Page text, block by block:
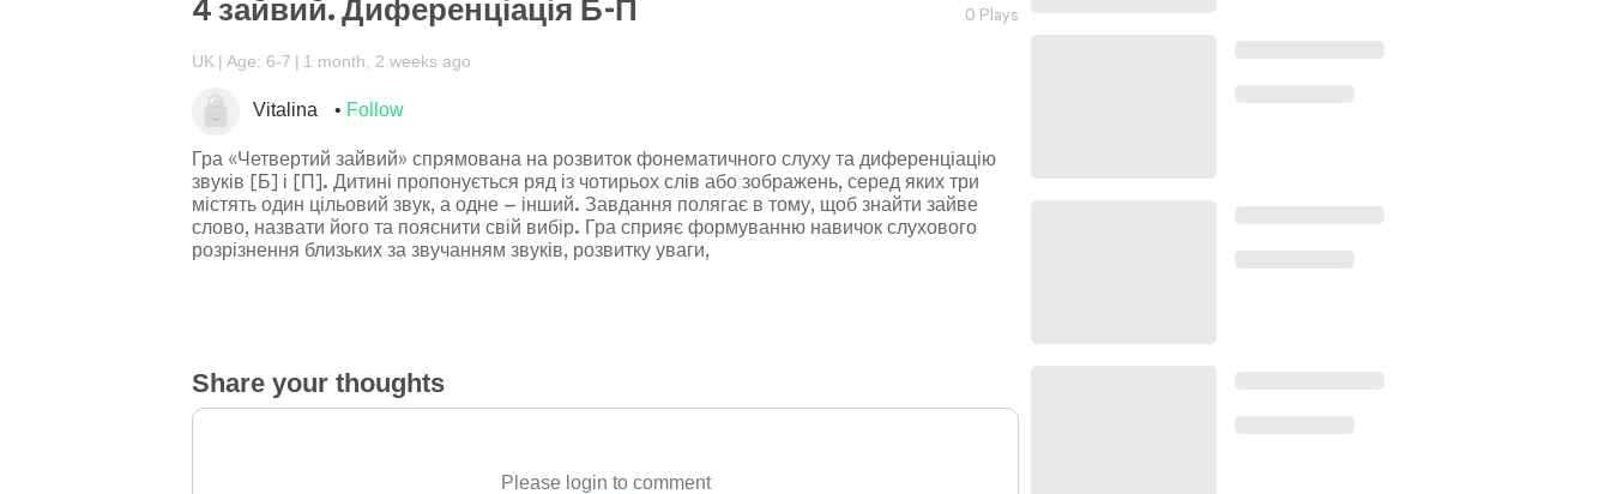
4 зайвий. Диференціація Б-П 0 Plays
UK Age: 6-7 1 month, 2 weeks ago
Vitalina Follow
Гра «Четвертий зайвий» спрямована на розвиток фонематичного слуху та диференціацію
звуків [Б] і [П]. Дитині пропонується ряд із чотирьох слів або зображень, серед яких три
містять один цільовий звук, а одне — інший. Завдання полягає в тому, щоб знайти зайве
слово, назвати його та пояснити свій вибір. Гра сприяє формуванню навичок слухового
розрізнення близьких за звучанням звуків, розвитку уваги,
Share your thoughts
Please login to comment